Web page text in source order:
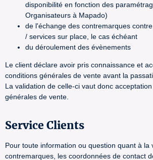
disponibilité en fonction des
Organisateurs à Mapado)
de l'échange des contremarques
/ services sur place, le cas échéant
du déroulement des évènements
Le client déclare avoir pris connaissance et
conditions générales de vente avant la
La validation de celle-ci vaut donc
générales de vente.
Service Clients
Pour toute information ou question quant à la
contremarques, les coordonnées de contact